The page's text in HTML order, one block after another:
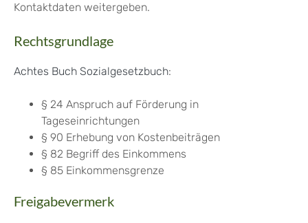
Kontaktdaten weitergeben.
Rechtsgrundlage
Achtes Buch Sozialgesetzbuch:
§ 24 Anspruch auf Förderung in
Tageseinrichtungen
§ 90 Erhebung von Kostenbeiträgen
§ 82 Begriff des Einkommens
§ 85 Einkommensgrenze
Freigabevermerk